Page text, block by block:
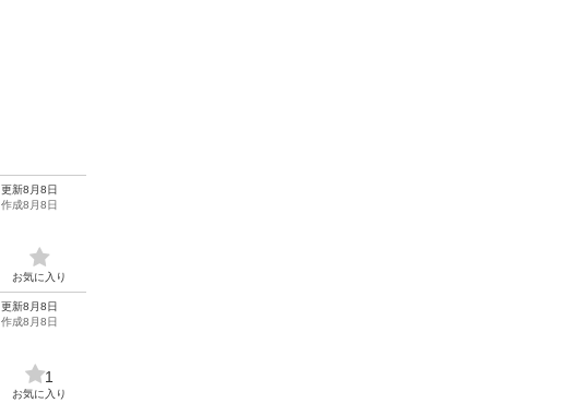
更新8月8日
作成8月8日
お気に入り
更新8月8日
作成8月8日
1
お気に入り